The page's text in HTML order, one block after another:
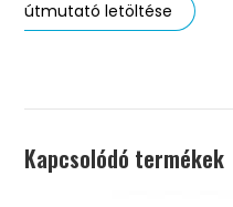
útmutató letöltése
Kapcsolódó termékek